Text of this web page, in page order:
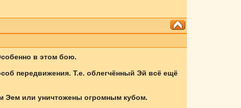
в этом бою.
передвижения. Т.е. облегчённый Эй всё ещё
Эем или уничтожены огромным кубом.